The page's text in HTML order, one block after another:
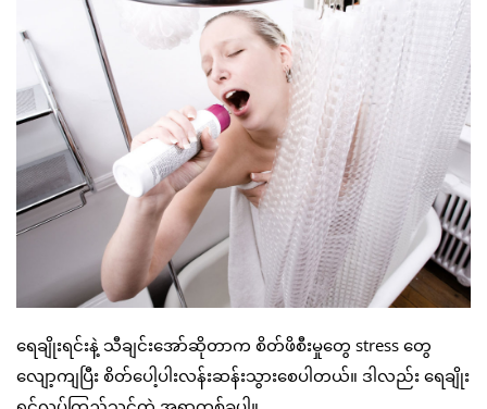
ရေချိုးရင်းနဲ့ သီချင်းအော်ဆိုတာက စိတ်ဖိစီးမှုတွေ stress တွေ
လျော့ကျပြီး စိတ်ပေါ့ပါးလန်းဆန်းသွားစေပါတယ်။ ဒါလည်း ရေချိုး